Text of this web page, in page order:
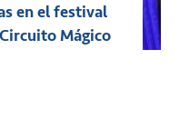
en el festival
Mágico